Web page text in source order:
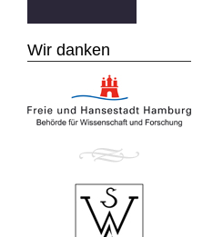
Wir danken